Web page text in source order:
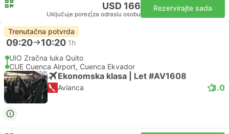
USD 166
Uključuje porez za odraslu osobu
Rezervirajte sada
Trenutačna potvrda
09:20 10:20 1h
UIO Zračna luka Quito
CUE Cuenca Airport, Cuenca Ekvador
Ekonomska klasa | Let #AV1608
Avianca 3.0